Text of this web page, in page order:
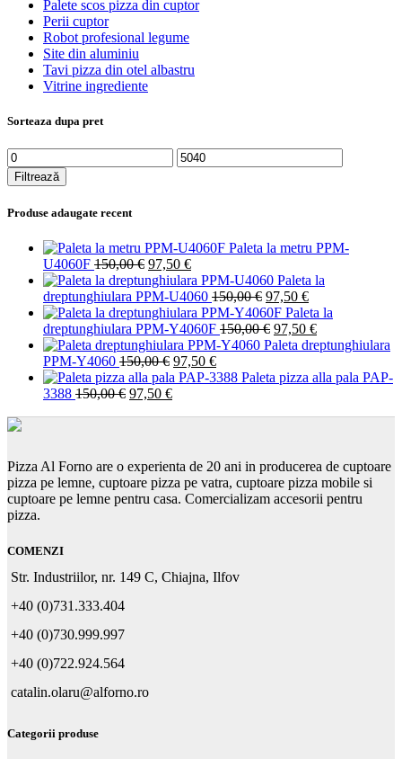
Palete scos pizza din cuptor
Perii cuptor
Robot profesional legume
Site din aluminiu
Tavi pizza din otel albastru
Vitrine ingrediente
Sorteaza dupa pret
Preț
minim
Preț
maxim
Filtrează
Produse adaugate recent
Paleta la metru PPM-
U4060F 150,00€ Prețul
inițial
a
fost:
150,00 €.
97,50 €Prețul
curent
este:
97,50 €.
Paleta la
dreptunghiulara PPM-U4060 150,00€ Prețul
inițial
a
fost:
97,50 €Prețul
curent
este:
97,50 €.
Paleta la
dreptunghiulara PPM-Y4060F 150,00€ Prețul
inițial
fost:
97,50 €Prețul
curent
97,50 €.
Paleta dreptunghiulara
PPM-Y4060 150,00€ Prețul
inițial
97,50 €Prețul
curentPaleta pizza alla pala PAP-
3388 150,00€ Prețul
150,00 €.
97,50 €Prețul
Pizza Al Forno are o experienta de 20 ani in producerea de cuptoare
pizza pe lemne, cuptoare pizza pe vatra, cuptoare pizza mobile si
cuptoare pe lemne pentru casa. Comercializam accesorii pentru
pizza.
COMENZI
Str. Industriilor, nr. 149 C, Chiajna, Ilfov
+40 (0)731.333.404
+40 (0)730.999.997
+40 (0)722.924.564
catalin.olaru@alforno.ro
Categorii produse